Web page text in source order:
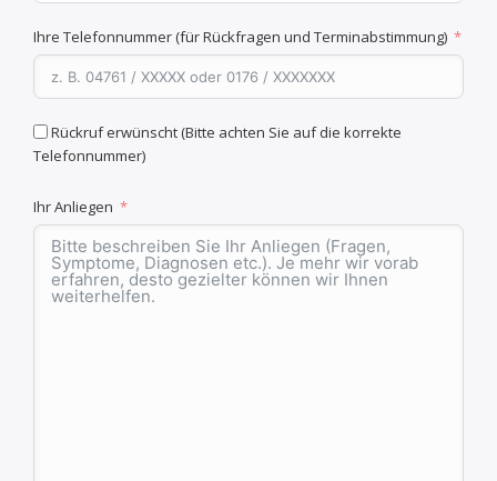
Ihre Telefonnummer (für Rückfragen und Terminabstimmung)
Rückruf erwünscht (Bitte achten Sie auf die korrekte
Telefonnummer)
Ihr Anliegen